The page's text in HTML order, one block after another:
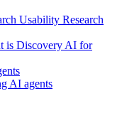
Usability Research
is Discovery AI for
AI agents